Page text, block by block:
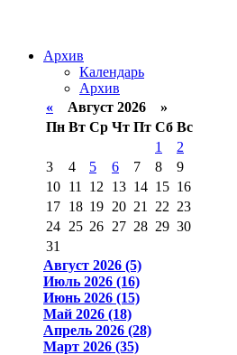
Архив
Календарь
Архив
« Август 2026 »
Пн Вт Ср Чт Пт Сб Вс
1
2
3
4 5 6 7 8
9
10 11 12 13 14 15 16
17 18 19 20 21 22 23
24 25 26 27 28 29 30
31
Август 2026 (5)
Июль 2026 (16)
Июнь 2026 (15)
Май 2026 (18)
Апрель 2026 (28)
Март 2026 (35)